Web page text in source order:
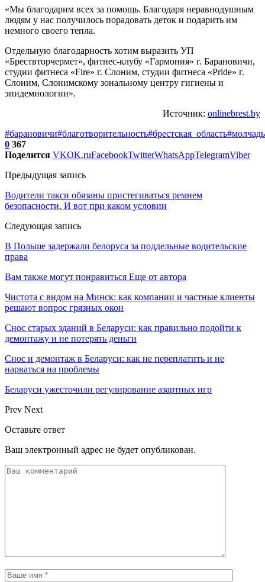
«Мы благодарим всех за помощь. Благодаря неравнодушным
людям у нас получилось порадовать деток и подарить им
немного своего тепла.
Отдельную благодарность хотим выразить УП
«Брествторчермет», фитнес-клубу «Гармония» г. Барановичи,
студии фитнеса «Fire» г. Слоним, студии фитнеса «Pride» г.
Слоним, Слонимскому зональному центру гигиены и
эпидемиологии».
Источник: onlinebrest.by
#барановичи#благотворительность#брестская_область#молчадь
0 367
Поделится VKOK.ruFacebookTwitterWhatsAppTelegramViber
Предыдущая запись
Водители такси обязаны пристегиваться ремнем
безопасности. И вот при каком условии
Следующая запись
В Польше задержали белоруса за поддельные водительские
права
Вам также могут понравиться Еще от автора
Чистота с видом на Минск: как компании и частные клиенты
решают вопрос грязных окон
Снос старых зданий в Беларуси: как правильно подойти к
демонтажу и не потерять деньги
Снос и демонтаж в Беларуси: как не переплатить и не
нарваться на проблемы
Беларуси ужесточили регулирование азартных игр
Prev Next
Оставьте ответ
Ваш электронный адрес не будет опубликован.